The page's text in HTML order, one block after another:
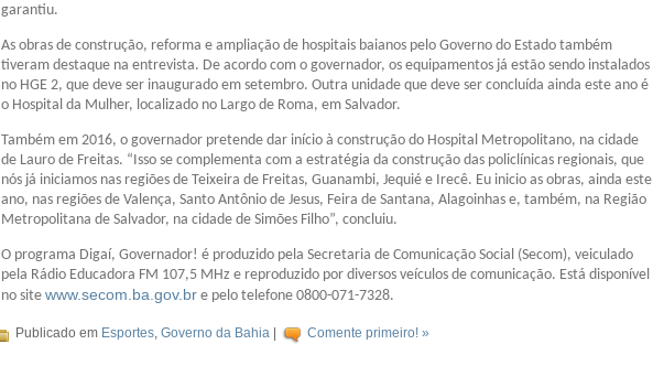
garantiu.
As obras de construção, reforma e ampliação de hospitais baianos pelo Governo do Estado também
tiveram destaque na entrevista. De acordo com o governador, os equipamentos já estão sendo instalados
no HGE 2, que deve ser inaugurado em setembro. Outra unidade que deve ser concluída ainda este ano é
o Hospital da Mulher, localizado no Largo de Roma, em Salvador.
Também em 2016, o governador pretende dar início à construção do Hospital Metropolitano, na cidade
de Lauro de Freitas. “Isso se complementa com a estratégia da construção das policlínicas regionais, que
nós já iniciamos nas regiões de Teixeira de Freitas, Guanambi, Jequié e Irecê. Eu inicio as obras, ainda este
ano, nas regiões de Valença, Santo Antônio de Jesus, Feira de Santana, Alagoinhas e, também, na Região
Metropolitana de Salvador, na cidade de Simões Filho”, concluiu.
O programa Digaí, Governador! é produzido pela Secretaria de Comunicação Social (Secom), veiculado
pela Rádio Educadora FM 107,5 MHz e reproduzido por diversos veículos de comunicação. Está disponível
no site www.secom.ba.gov.br e pelo telefone 0800-071-7328.
Publicado em Esportes, Governo da Bahia | Comente primeiro! »